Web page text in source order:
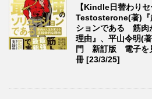
【Kindle日替わりセ
Testosterone(著)『
ションである 筋肉
理由』、平山令明(
門 新訂版 電子を
冊 [23/3/25]